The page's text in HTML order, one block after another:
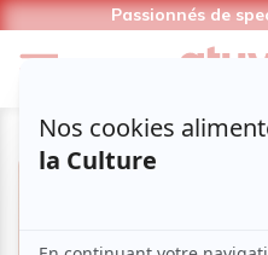
Passionnés de